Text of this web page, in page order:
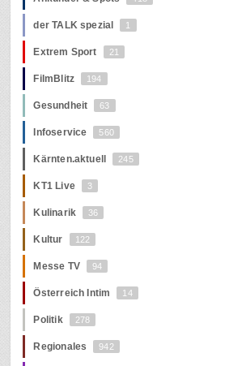
der TALK spezial 1
Extrem Sport 21
FilmBlitz 194
Gesundheit 63
Infoservice 560
Kärnten.aktuell 245
KT1 Live 3
Kulinarik 36
Kultur 122
Messe TV 94
Österreich Intim 14
Politik 278
Regionales 942